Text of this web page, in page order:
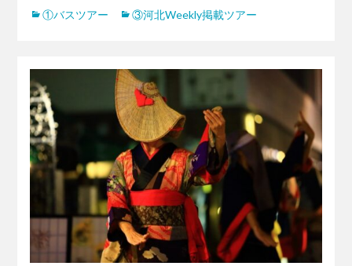
①バスツアー ③河北Weekly掲載ツアー